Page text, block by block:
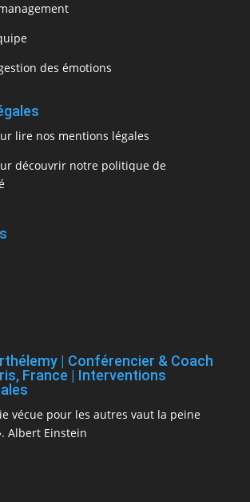
des émotions
lire nos mentions légales
découvrir notre politique de
| Conférencier & Coach
France | Interventions
vécue pour les autres vaut la peine
Albert Einstein